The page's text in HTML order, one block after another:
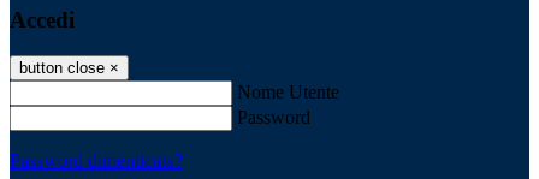
Accedi
button close ×
Nome Utente
Password
Password dimenticata?